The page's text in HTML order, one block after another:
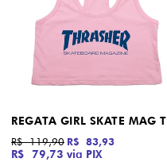
R$ 79,73 via PIX
R$ 119,90 R$ 83,93